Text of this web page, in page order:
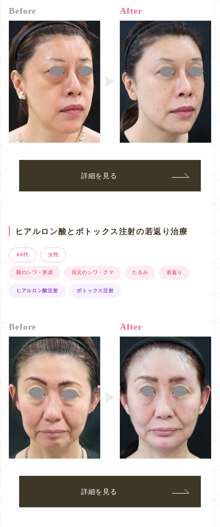
Before After
詳細を見る
ヒアルロン酸とボトックス注射の若返り治療
60代 女性
額のシワ・形成 目元のシワ・クマ たるみ 若返り
ヒアルロン酸注射 ボトックス注射
Before After
詳細を見る